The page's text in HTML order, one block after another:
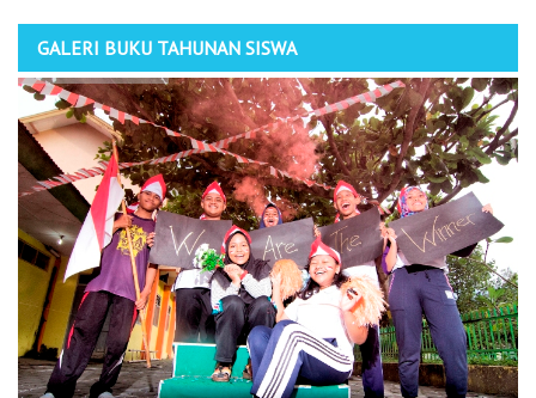
GALERI BUKU TAHUNAN SISWA